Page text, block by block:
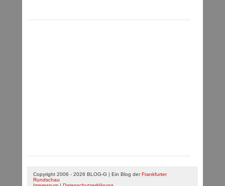
Copyright 2006 - 2026 BLOG-G | Ein Blog derFrankfurter
Rundschau